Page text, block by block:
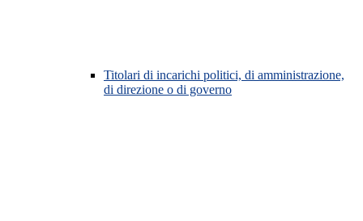
Titolari di incarichi politici, di amministrazione,
di direzione o di governo